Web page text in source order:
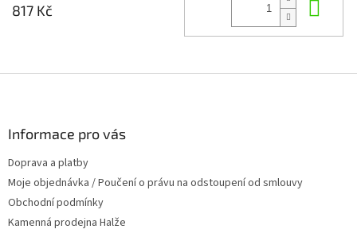
817 Kč
Informace pro vás
Doprava a platby
Moje objednávka / Poučení o právu na odstoupení od smlouvy
Obchodní podmínky
Kamenná prodejna Halže